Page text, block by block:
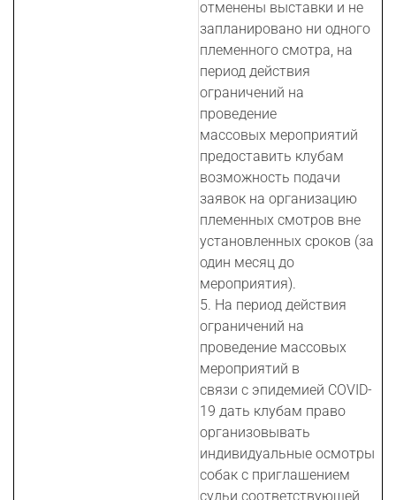
отменены выставки и не
запланировано ни одного
племенного смотра, на
период действия
ограничений на
проведение
массовых мероприятий
предоставить клубам
возможность подачи
заявок на организацию
племенных смотров вне
установленных сроков (за
один месяц до
мероприятия).
5. На период действия
ограничений на
проведение массовых
мероприятий в
связи с эпидемией COVID-
19 дать клубам право
организовывать
индивидуальные осмотры
собак с приглашением
судьи соответствующей